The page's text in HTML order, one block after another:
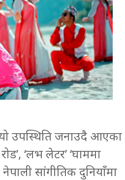
उपस्थिति जनाउदै आएका
‘लभ लेटर’ ‘घाममा
सांगीतिक दुनियाँमा